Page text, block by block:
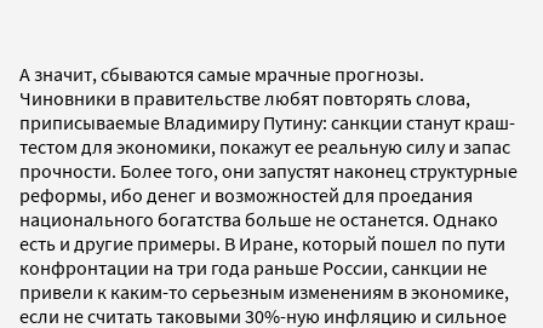
А значит, сбываются самые мрачные прогнозы.
Чиновники в правительстве любят повторять слова,
приписываемые Владимиру Путину: санкции станут краш-
тестом для экономики, покажут ее реальную силу и запас
прочности. Более того, они запустят наконец структурные
реформы, ибо денег и возможностей для проедания
национального богатства больше не останется. Однако
есть и другие примеры. В Иране, который пошел по пути
конфронтации на три года раньше России, санкции не
привели к каким-то серьезным изменениям в экономике,
если не считать таковыми 30%-ную инфляцию и сильное